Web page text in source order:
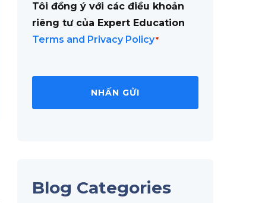
*
Tôi đồng ý với các điều khoản
riêng tư của Expert Education
Terms and Privacy Policy*
Blog Categories